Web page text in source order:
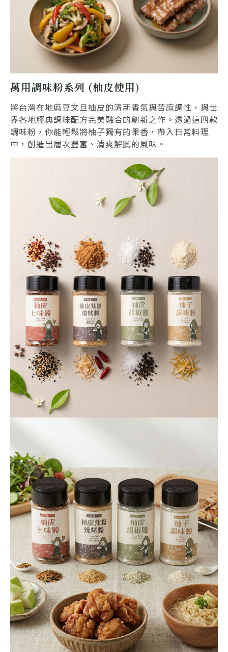
萬用調味粉系列 (柚皮使用)
將台灣在地麻豆文旦柚皮的清新香氣與苦麻調性，與世
界各地經典調味配方完美融合的創新之作。透過這四款
調味粉，你能輕鬆將柚子獨有的果香，帶入日常料理
中，創造出層次豐富、清爽解膩的風味。